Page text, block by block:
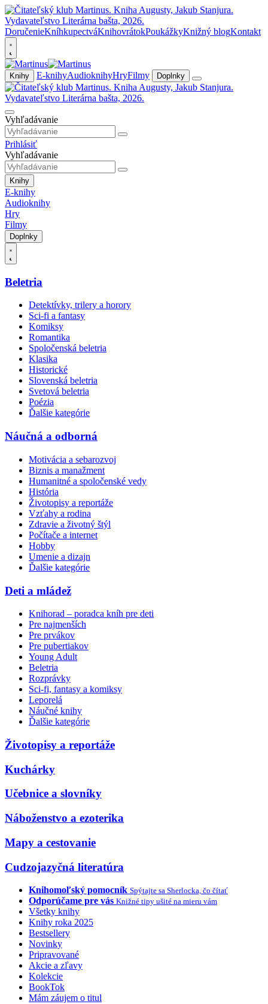
DoručenieKníhkupectváKnihovrátokPoukážkyKnižný blogKontakt
Knihy E-knihyAudioknihyHryFilmy Doplnky
Vyhľadávanie
Prihlásiť
Vyhľadávanie
Knihy
E-knihy
Audioknihy
Hry
Filmy
Doplnky
Beletria
Detektívky, trilery a horory
Sci-fi a fantasy
Komiksy
Romantika
Spoločenská beletria
Klasika
Historické
Slovenská beletria
Svetová beletria
Poézia
Ďalšie kategórie
Náučná a odborná
Motivácia a sebarozvoj
Biznis a manažment
Humanitné a spoločenské vedy
História
Životopisy a reportáže
Vzťahy a rodina
Zdravie a životný štýl
Počítače a internet
Hobby
Umenie a dizajn
Ďalšie kategórie
Deti a mládež
Knihorad – poradca kníh pre deti
Pre najmenších
Pre prvákov
Pre pubertiakov
Young Adult
Beletria
Rozprávky
Sci-fi, fantasy a komiksy
Leporelá
Náučné knihy
Ďalšie kategórie
Životopisy a reportáže
Kuchárky
Učebnice a slovníky
Náboženstvo a ezoterika
Mapy a cestovanie
Cudzojazyčná literatúra
Knihomoľský pomocník Spýtajte sa Sherlocka, čo čítať
Odporúčame pre vás Knižné tipy ušité na mieru vám
Všetky knihy
Knihy roka 2025
Bestsellery
Novinky
Pripravované
Akcie a zľavy
Kolekcie
BookTok
Mám záujem o titul